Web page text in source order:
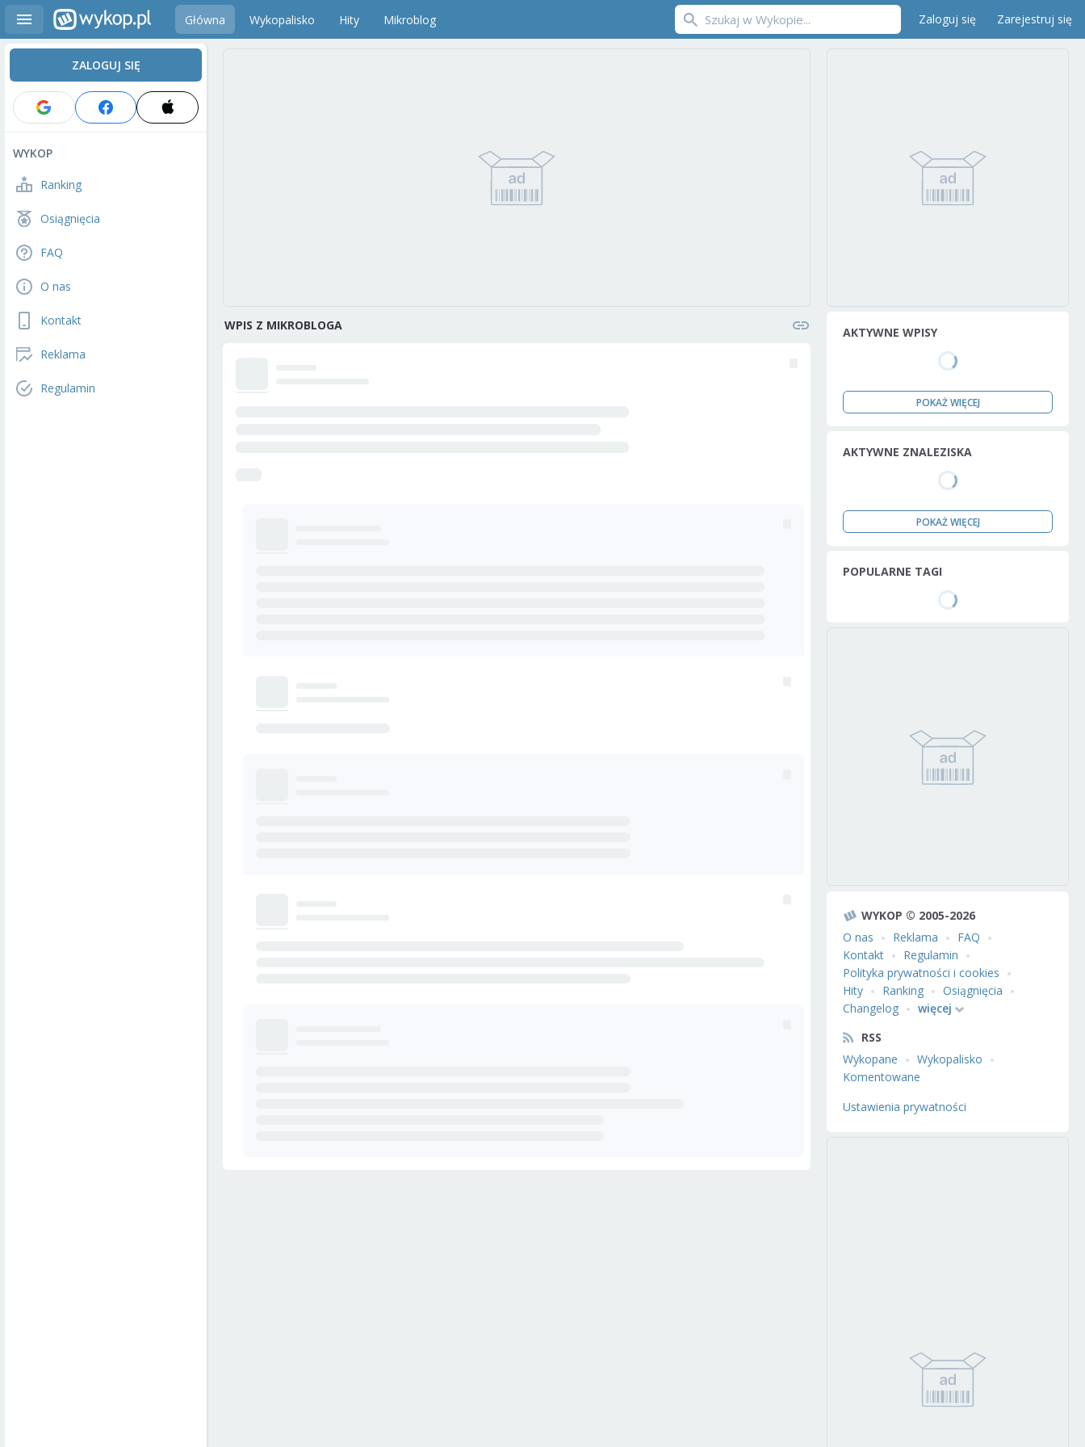
Główna Wykopalisko Hity Mikroblog Zaloguj się Zarejestruj się
ZALOGUJ SIĘ
WYKOP
Ranking
Osiągnięcia
FAQ
O nas
Kontakt
Reklama
Regulamin
WPIS Z MIKROBLOGA AKTYWNE WPISY
POKAŻ WIĘCEJ
AKTYWNE ZNALEZISKA
POKAŻ WIĘCEJ
POPULARNE TAGI
WYKOP © 2005-2026
O nas
Reklama
FAQ
Kontakt
Regulamin
Polityka prywatności i cookies
Hity
Ranking
Osiągnięcia
Changelog
więcej
RSS
Wykopane
Wykopalisko
Komentowane
Ustawienia prywatności